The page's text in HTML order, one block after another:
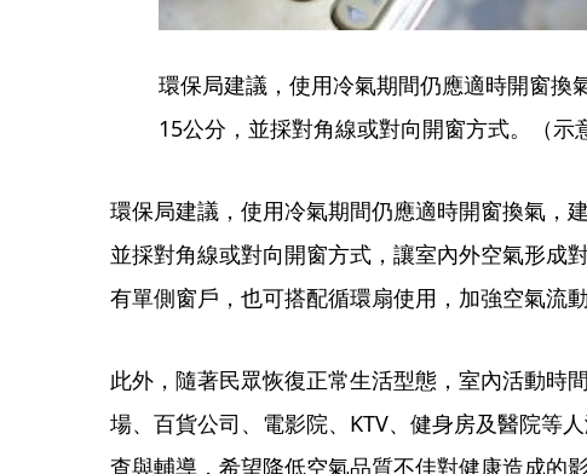
環保局建議，使用冷氣期間仍應適時開窗換
15公分，並採對角線或對向開窗方式。（示
環保局建議，使用冷氣期間仍應適時開窗換氣，
並採對角線或對向開窗方式，讓室內外空氣形成
有單側窗戶，也可搭配循環扇使用，加強空氣流動
此外，隨著民眾恢復正常生活型態，室內活動時
場、百貨公司、電影院、KTV、健身房及醫院等
查與輔導，希望降低空氣品質不佳對健康造成的影